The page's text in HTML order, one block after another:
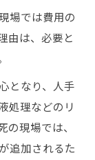
場では費用の
由は、必要と
となり、人手
処理などのリ
現場では、
追加されるた